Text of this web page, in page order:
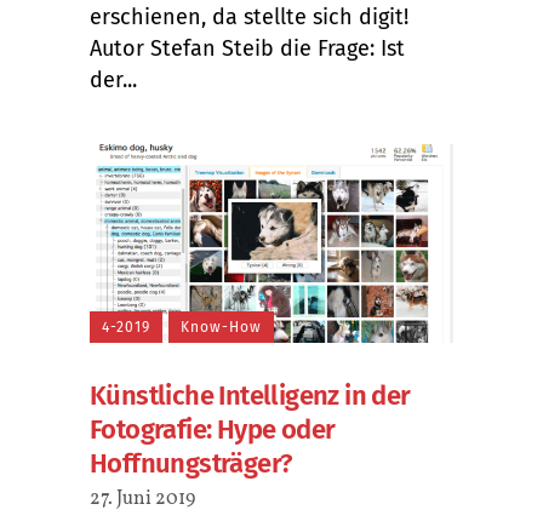
erschienen, da stellte sich digit!
Autor Stefan Steib die Frage: Ist
der...
4-2019 Know-How
Künstliche Intelligenz in der
Fotografie: Hype oder
Hoffnungsträger?
27. Juni 2019